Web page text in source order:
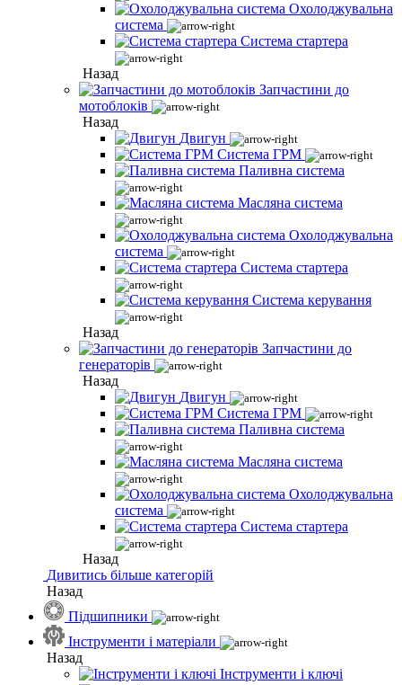
Охолоджувальна
система
Система стартера
Назад
Запчастини до
мотоблоків
Назад
Двигун
Система ГРМ
Паливна система
Масляна система
Охолоджувальна
система
Система стартера
Система керування
Назад
Запчастини до
генераторів
Назад
Двигун
Система ГРМ
Паливна система
Масляна система
Охолоджувальна
система
Система стартера
Назад
Дивитись більше категорій
Назад
Підшипники
Інструменти і матеріали
Назад
Інструменти і ключі